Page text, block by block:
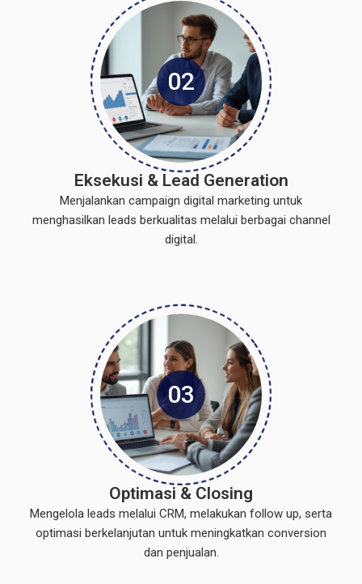
02
Eksekusi & Lead Generation
Menjalankan campaign digital marketing untuk
menghasilkan leads berkualitas melalui berbagai channel
digital.
03
Optimasi & Closing
Mengelola leads melalui CRM, melakukan follow up, serta
optimasi berkelanjutan untuk meningkatkan conversion
dan penjualan.